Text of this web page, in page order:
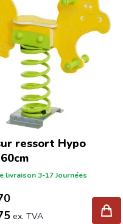
ressort Hypo
livraison 3-17 Journées